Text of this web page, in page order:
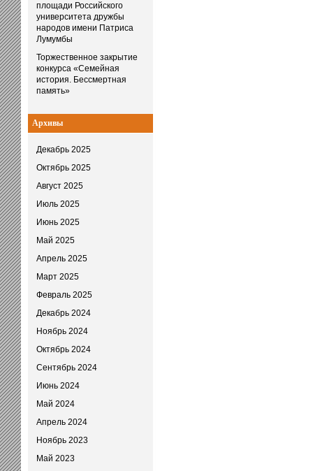
площади Российского
университета дружбы
народов имени Патриса
Лумумбы
Торжественное закрытие
конкурса «Семейная
история. Бессмертная
память»
Архивы
Декабрь 2025
Октябрь 2025
Август 2025
Июль 2025
Июнь 2025
Май 2025
Апрель 2025
Март 2025
Февраль 2025
Декабрь 2024
Ноябрь 2024
Октябрь 2024
Сентябрь 2024
Июнь 2024
Май 2024
Апрель 2024
Ноябрь 2023
Май 2023